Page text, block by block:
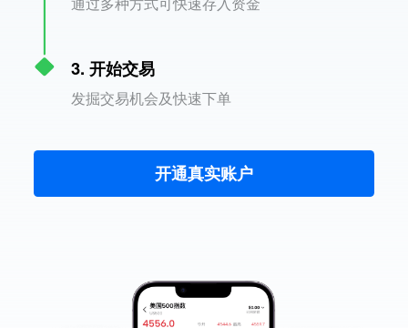
通过多种方式可快速存入资金
3. 开始交易
发掘交易机会及快速下单
开通真实账户